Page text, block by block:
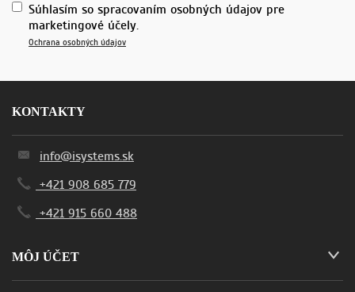
Súhlasím so spracovaním osobných údajov pre
marketingové účely.
Ochrana osobných údajov
KONTAKTY
info@isystems.sk
+421 908 685 779
+421 915 660 488
MÔJ ÚČET